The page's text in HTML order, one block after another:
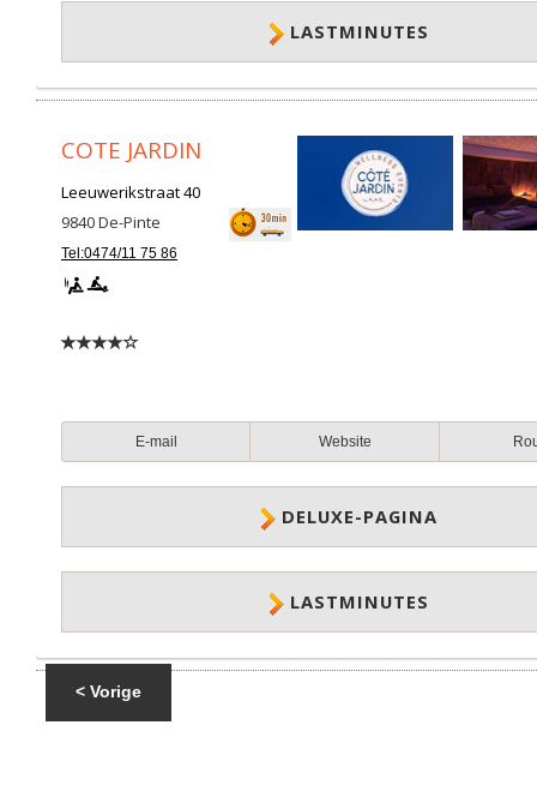
LASTMINUTES
COTE JARDIN
Leeuwerikstraat 40
9840De-Pinte
Tel:0474/11 75 86
E-mail Website
DELUXE-PAGINA
LASTMINUTES
< Vorige